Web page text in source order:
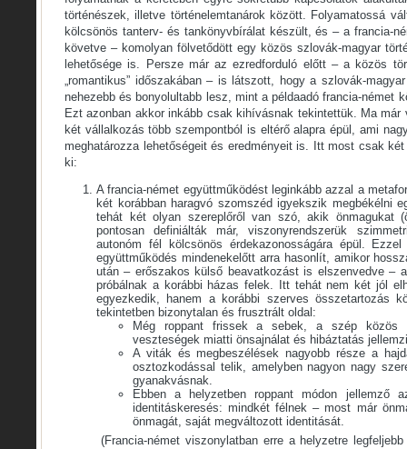
történészek, illetve történelemtanárok között. Folyamatossá
kölcsönös tanterv- és tankönyvbírálat készült, és – a francia-
követve – komolyan fölvetődött egy közös szlovák-magyar
lehetősége is. Persze már az ezredforduló előtt – a közös
„romantikus” időszakában – is látszott, hogy a szlovák-
nehezebb és bonyolultabb lesz, mint a példaadó francia-német
Ezt azonban akkor inkább csak kihívásnak tekintettük. Ma már
két vállalkozás több szempontból is eltérő alapra épül, ami
meghatározza lehetőségeit és eredményeit is. Itt most csak
ki:
A francia-német együttműködést leginkább azzal a
két korábban haragvó szomszéd igyekszik megbékélni
tehát két olyan szereplőről van szó, akik önmagukat
pontosan definiálták már, viszonyrendszerük
autonóm fél kölcsönös érdekazonosságára épül.
együttműködés mindenekelőtt arra hasonlít, amikor
után – erőszakos külső beavatkozást is elszenvedve –
próbálnak a korábbi házas felek. Itt tehát nem két jól
egyezkedik, hanem a korábbi szerves összetartozás
tekintetben bizonytalan és frusztrált oldal:
Még roppant frissek a sebek, a szép közös
veszteségek miatti önsajnálat és hibáztatás
A viták és megbeszélések nagyobb része a
osztozkodással telik, amelyben nagyon nagy
gyanakvásnak.
Ebben a helyzetben roppant módon jellemző
identitáskeresés: mindkét félnek – most már
önmagát, saját megváltozott identitását.
(Francia-német viszonylatban erre a helyzetre